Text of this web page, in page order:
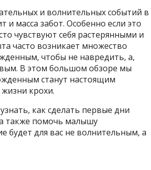
и волнительных событий в
масса забот. Особенно если это
чувствуют себя растерянными и
часто возникает множество
чтобы не навредить, а,
В этом большом обзоре мы
станут настоящим
крохи.
как сделать первые дни
также помочь малышу
будет для вас не волнительным, а